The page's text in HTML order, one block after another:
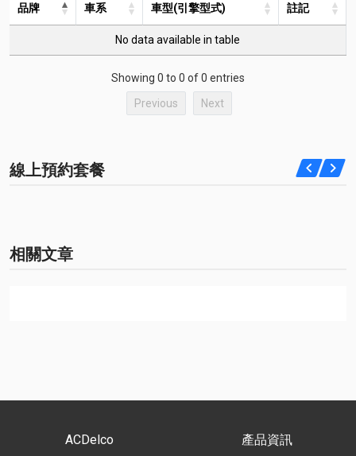
品牌 車系 車型(引擎型式) 註記
No data available in table
Showing 0 to 0 of 0 entries
Previous Next
線上預約套餐
相關文章
ACDelco 產品資訊